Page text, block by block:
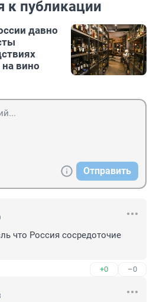
к публикации
давно
вино
Отправить
что Россия сосредоточие
+0 –0